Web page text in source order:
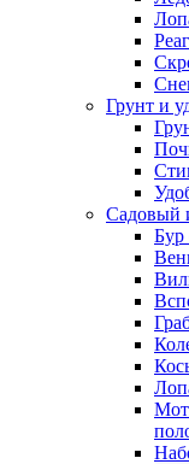
Грунт и
Садовый
Бур